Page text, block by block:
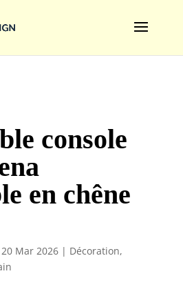
console
en chêne
20 Mar 2026| Décoration,